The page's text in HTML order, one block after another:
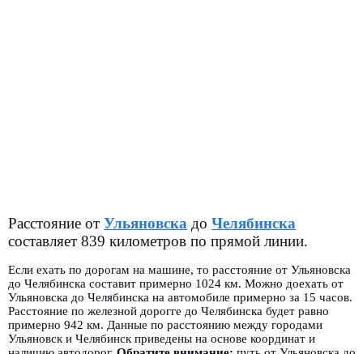
Расстояние от Ульяновска до Челябинска
составляет 839 километров по прямой линии.
Если ехать по дорогам на машине, то расстояние от Ульяновска
до Челябинска составит примерно 1024 км. Можно доехать от
Ульяновска до Челябинска на автомобиле примерно за 15 часов.
Расстояние по железной дорогге до Челябинска будет равно
примерно 942 км. Данные по расстоянию между городами
Ульяновск и Челябинск приведены на основе координат и